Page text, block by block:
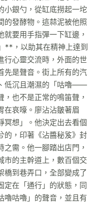
小銀勺，從缸底撈起一坨
的發酵物。這蒜泥被他照
要用手指彈一下缸邊，
**，以助其在精神上達到
行心靈交流時，外面的世
先是聲音。街上所有的汽
低沉且潮濕的「咕嚕——
也不是正常的鳴笛聲，
在哀嚎。廖沾沾皺著眉
冥想」。他決定出去看個
的，印著《沾醬秘笈》封
需。他一腳踏出店門，
市的主幹道上，數百個交
橋到巷弄口，全部變成了
定在「通行」的狀態，同
嚕咕嚕」的聲音，並且有